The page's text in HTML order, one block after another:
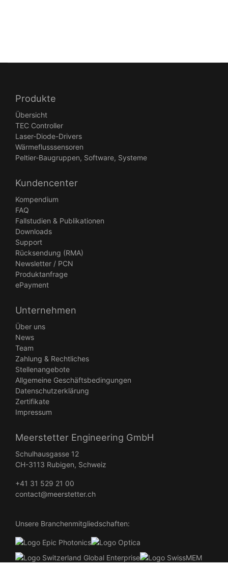
Produkte
Übersicht
TEC Controller
Laser-Diode-Drivers
Wärmeflusssensoren
Peltier-Baugruppen, Software, Systeme
Kundencenter
Kompendium
FAQ
Fallstudien & Publikationen
Downloads
Support
Rücksendung (RMA)
Newsletter / PCN
Produktanfrage
ePayment
Unternehmen
Über uns
News
Team
Zahlung & Rechtliches
Stellenangebote
Allgemeine Geschäftsbedingungen
Datenschutzerklärung
Zertifikate
Impressum
Meerstetter Engineering GmbH
Schulhausgasse 12
CH-3113 Rubigen, Schweiz
+41 31 529 21 00
contact@meerstetter.ch
Unsere Branchenmitgliedschaften: